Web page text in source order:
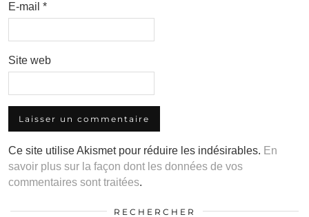
E-mail *
Site web
Ce site utilise Akismet pour réduire les indésirables. En
savoir plus sur la façon dont les données de vos
commentaires sont traitées.
RECHERCHER